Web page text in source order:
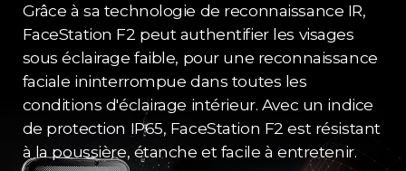
Grâce à sa technologie de reconnaissance IR,
FaceStation F2 peut authentifier les visages
sous éclairage faible, pour une reconnaissance
faciale ininterrompue dans toutes les
conditions d'éclairage intérieur. Avec un indice
de protection IP65, FaceStation F2 est résistant
à la poussière, étanche et facile à entretenir.